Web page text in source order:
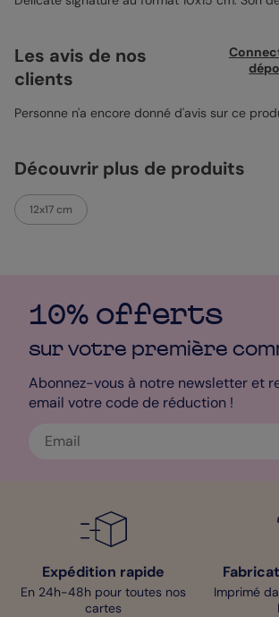
photo pour un souvenir unique.
enveloppe ivoire pour un envoi élégant et
Les avis de nos
clients
Personne n'a encore donné d'avis sur ce
Découvrir plus de produits
12x17 cm
10% offerts
sur votre première
Abonnez-vous à notre newsletter et
email votre code de réduction !
Expédition rapide
En 24h-48h pour toutes nos
cartes
Imprimé